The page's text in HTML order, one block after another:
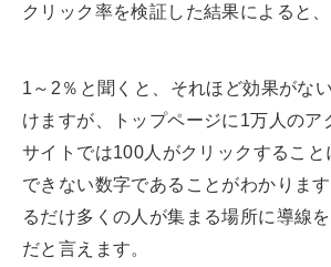
クリック率を検証した結果によると
1～2％と聞くと、それほど効果がな
けますが、トップページに1万人のア
サイトでは100人がクリックすること
できない数字であることがわかりま
るだけ多くの人が集まる場所に導線
だと言えます。